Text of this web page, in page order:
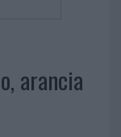
arancia